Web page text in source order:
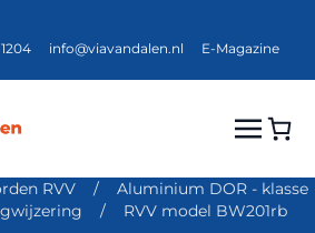
info@viavandalen.nl E-Magazine
RVV /
Aluminium DOR - klasse
/
RVV model BW201rb